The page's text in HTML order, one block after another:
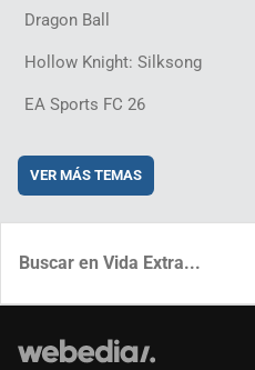
Dragon Ball
Hollow Knight: Silksong
EA Sports FC 26
VER MÁS TEMAS